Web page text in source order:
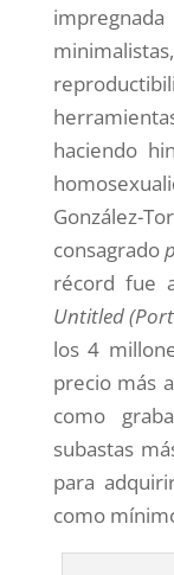
haciendo
González-
consagrado
récord fue
Untitled
los 4
precio más
como
subastas
para
como